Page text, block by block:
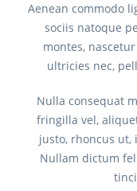
Aenean commodo
sociis natoque
montes,
ultricies nec,
Nulla consequat
fringilla vel,
justo, rhoncus ut,
Nullam dictum